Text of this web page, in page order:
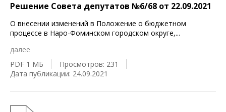
Решение Совета депутатов №6/68 от 22.09.2021
О внесении изменений в Положение о бюджетном
процессе в Наро-Фоминском городском округе,...
далее
PDF 1 МБ
Просмотров: 231
Дата публикации: 24.09.2021